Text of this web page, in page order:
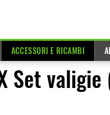
ACCESSORI E RICAMBI
Set valigie